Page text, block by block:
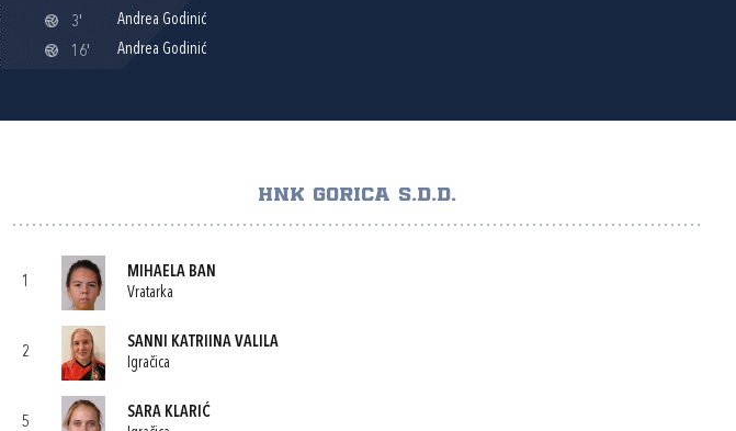
3'
Andrea Godinić
16'
Andrea Godinić
HNK GORICA S.D.D.
1
MIHAELA BAN
Vratarka
2
SANNI KATRIINA VALILA
Igračica
5
SARA KLARIĆ